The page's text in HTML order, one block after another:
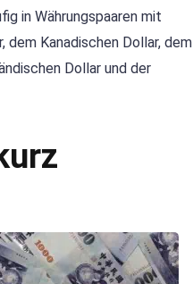
in Währungspaaren mit
dem Kanadischen Dollar, dem
Dollar und der